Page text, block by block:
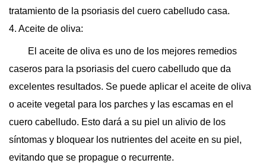
tratamiento de la psoriasis del cuero cabelludo casa.
4. Aceite de oliva:
El aceite de oliva es uno de los mejores remedios
caseros para la psoriasis del cuero cabelludo que da
excelentes resultados. Se puede aplicar el aceite de oliva
o aceite vegetal para los parches y las escamas en el
cuero cabelludo. Esto dará a su piel un alivio de los
síntomas y bloquear los nutrientes del aceite en su piel,
evitando que se propague o recurrente.